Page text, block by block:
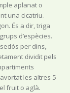
aplanat o
una cicatriu.
És a dir, triga
d’espècies.
per dins,
dividit pels
les altres 5
fruit o aglà.